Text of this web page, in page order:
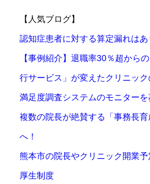
【人気ブログ】
認知症患者に対する算定漏れはあ
【事例紹介】退職率30％超から
行サービス」が変えたクリニッ
満足度調査システムのモニターを
複数の院長が絶賛する「事務長
へ！
熊本市の院長やクリニック開業
厚生制度